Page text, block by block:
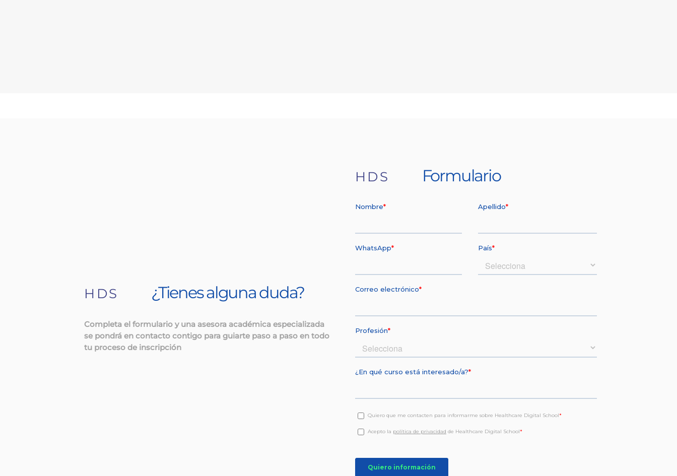
HDS ¿Tienes alguna duda?
Completa el formulario y una asesora académica especializada
se pondrá en contacto contigo para guiarte paso a paso en todo
tu proceso de inscripción
HDS Formulario